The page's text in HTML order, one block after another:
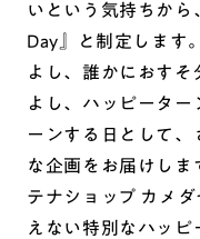
いという気持ちから
Day』と制定します
よし、誰かにおす
よし、ハッピータ
ーンする日として、
な企画をお届けし
テナショップ カメ
えない特別なハッピ